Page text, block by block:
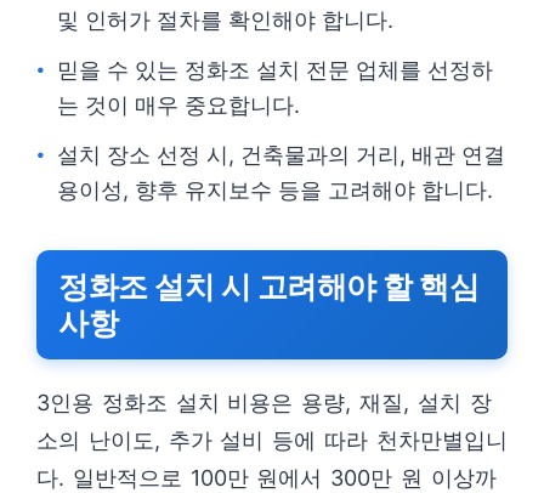
및 인허가 절차를 확인해야 합니다.
믿을 수 있는 정화조 설치 전문 업체를 선정하
는 것이 매우 중요합니다.
설치 장소 선정 시, 건축물과의 거리, 배관 연결
용이성, 향후 유지보수 등을 고려해야 합니다.
정화조 설치 시 고려해야 할 핵심
사항
3인용 정화조 설치 비용은 용량, 재질, 설치 장
소의 난이도, 추가 설비 등에 따라 천차만별입니
다. 일반적으로 100만 원에서 300만 원 이상까